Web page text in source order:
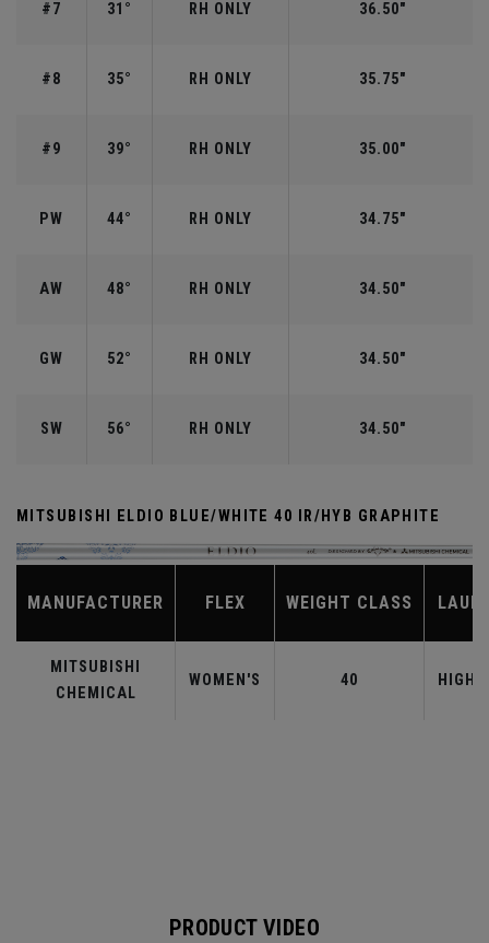
#7 31° RH ONLY 36.50"
#8 35° RH ONLY 35.75"
#9 39° RH ONLY 35.00"
PW 44° RH ONLY 34.75"
AW 48° RH ONLY 34.50"
GW 52° RH ONLY 34.50"
SW 56° RH ONLY 34.50"
MITSUBISHI ELDIO BLUE/WHITE 40 IR/HYB GRAPHITE
MANUFACTURER FLEX WEIGHT CLASS
MITSUBISHI
CHEMICAL
WOMEN'S 40
PRODUCT VIDEO